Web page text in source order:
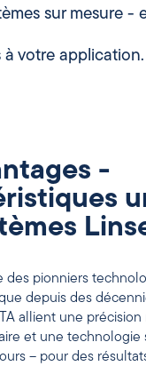
sur mesure -
à votre application.
-
des pionniers
depuis des
allient une précision
et une technologie
– pour des